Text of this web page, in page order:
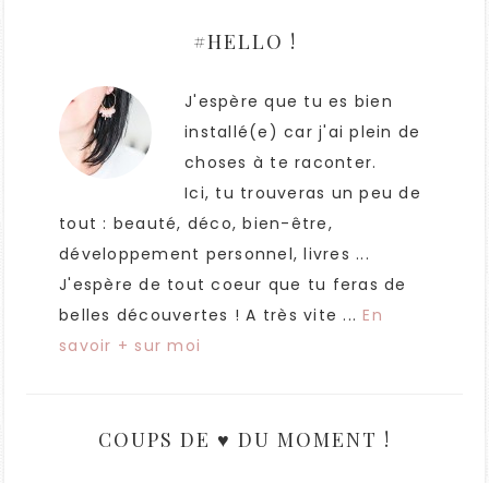
#HELLO !
J'espère que tu es bien
installé(e) car j'ai plein de
choses à te raconter.
Ici, tu trouveras un peu de
tout : beauté, déco, bien-être,
développement personnel, livres ...
J'espère de tout coeur que tu feras de
belles découvertes ! A très vite ...En
savoir + sur moi
COUPS DE ♥ DU MOMENT !